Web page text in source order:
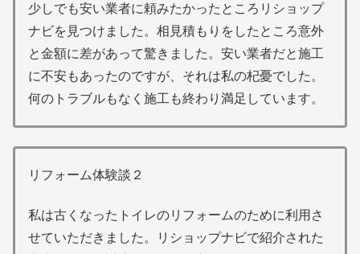
少しでも安い業者に頼みたかったところリショップ
ナビを見つけました。相見積もりをしたところ意外
と金額に差があって驚きました。安い業者だと施工
に不安もあったのですが、それは私の杞憂でした。
何のトラブルもなく施工も終わり満足しています。
リフォーム体験談２
私は古くなったトイレのリフォームのために利用さ
せていただきました。リショップナビで紹介された